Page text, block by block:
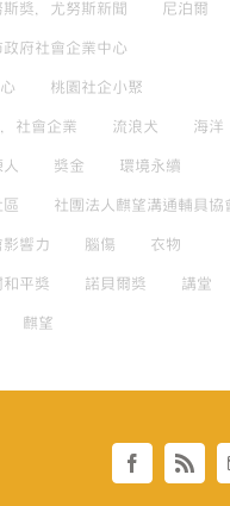
斯獎，尤努斯新聞 尼泊爾
政府社會企業中心
桃園社企小聚
社會企業 流浪犬 海洋
獎金 環境永續
區 社團法人麒望溝通輔具協
影響力 腦傷 衣物
和平獎 諾貝爾獎 講堂
麒望
Facebook
Rss